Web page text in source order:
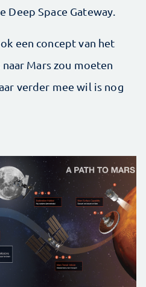
Deep Space Gateway.
een concept van het
Mars zou moeten
verder mee wil is nog